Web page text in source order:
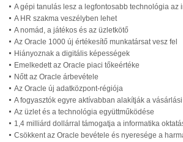
A gépi tanulás lesz a legfontosabb technológia az
A HR szakma veszélyben lehet
A nomád, a játékos és az üzletkötő
Az Oracle 1000 új értékesítő munkatársat vesz fel
Hiányoznak a digitális képességek
Emelkedett az Oracle piaci tőkeértéke
Nőtt az Oracle árbevétele
Az Oracle új adatközpont-régiója
A fogyasztók egyre aktívabban alakítják a
Az üzlet és a technológia együttműködése
1,4 milliárd dollárral támogatja a informatika
Csökkent az Oracle bevétele és nyeresége a